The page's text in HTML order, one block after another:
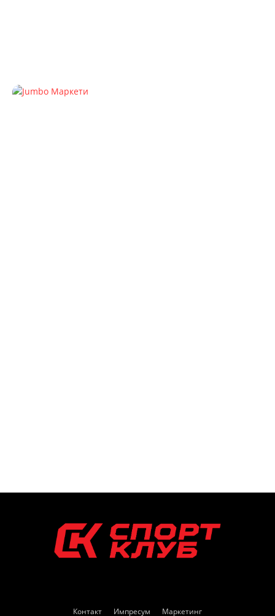
Контакт Импресум Маркетинг